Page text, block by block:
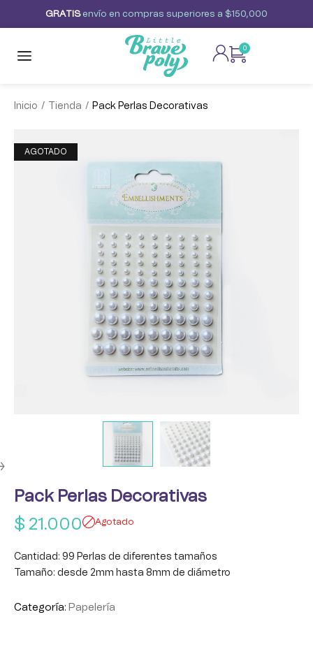
GRAT S envío en compras superiores a $150,000
0
Inicio / Tienda / Pack Perlas Decorativas
AGOTADO
Pack Perlas Decorativas
$ 21.000 Agotado
Cantidad: 99 Perlas de diferentes tamaños
Tamaño: desde 2mm hasta 8mm de diámetro
Categoría: Papelería